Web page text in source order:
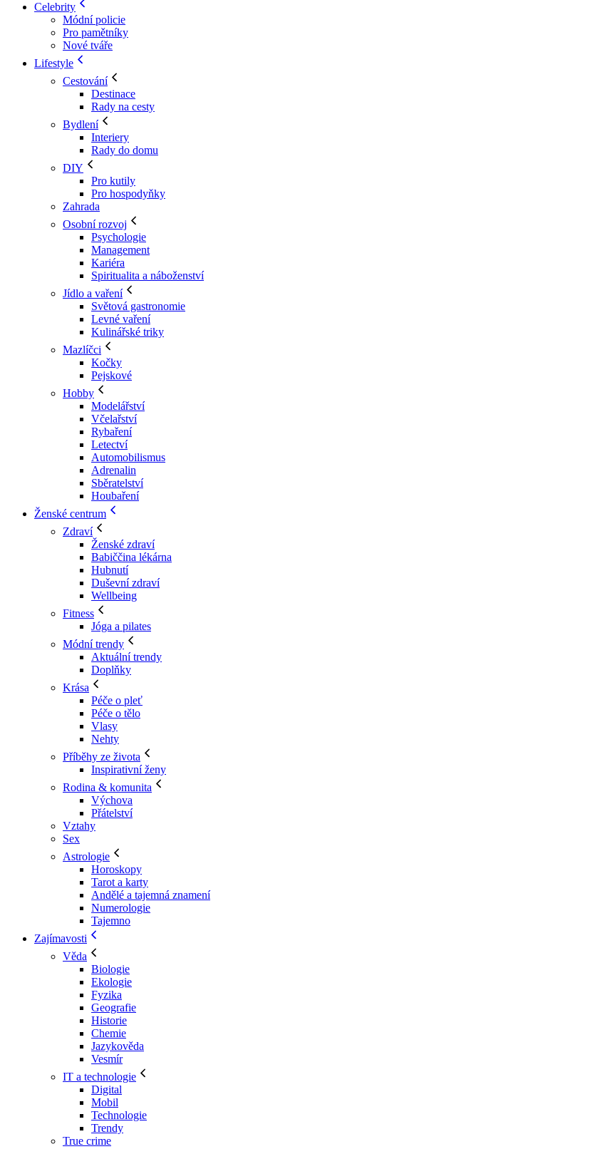
Celebrity
Módní policie
Pro pamětníky
Nové tváře
Lifestyle
Cestování
Destinace
Rady na cesty
Bydlení
Interiery
Rady do domu
DIY
Pro kutily
Pro hospodyňky
Zahrada
Osobní rozvoj
Psychologie
Management
Kariéra
Spiritualita a náboženství
Jídlo a vaření
Světová gastronomie
Levné vaření
Kulinářské triky
Mazlíčci
Kočky
Pejskové
Hobby
Modelářství
Včelařství
Rybaření
Letectví
Automobilismus
Adrenalin
Sběratelství
Houbaření
Ženské centrum
Zdraví
Ženské zdraví
Babiččina lékárna
Hubnutí
Duševní zdraví
Wellbeing
Fitness
Jóga a pilates
Módní trendy
Aktuální trendy
Doplňky
Krása
Péče o pleť
Péče o tělo
Vlasy
Nehty
Příběhy ze života
Inspirativní ženy
Rodina & komunita
Výchova
Přátelství
Vztahy
Sex
Astrologie
Horoskopy
Tarot a karty
Andělé a tajemná znamení
Numerologie
Tajemno
Zajímavosti
Věda
Biologie
Ekologie
Fyzika
Geografie
Historie
Chemie
Jazykověda
Vesmír
IT a technologie
Digital
Mobil
Technologie
Trendy
True crime